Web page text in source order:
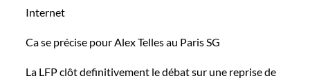
Internet
Ca se précise pour Alex Telles au Paris SG
La LFP clôt definitivement le débat sur une reprise de